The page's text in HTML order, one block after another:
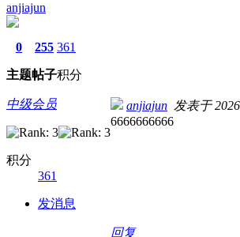
anjiajun
0
主题
255
帖子
361
积分
中级会员
积分
361
发消息
anjiajun 发表于
6666666666
回复